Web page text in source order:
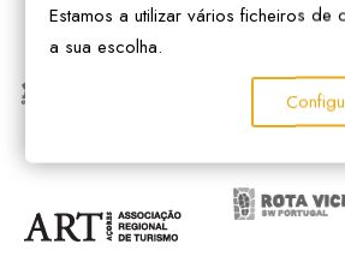
Estamos a utilizar vários ficheiros de
a sua escolha.